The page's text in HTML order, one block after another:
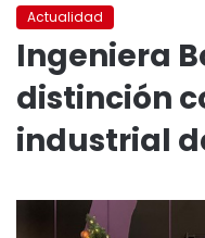
Actualidad
Ingeniera
distinción
industrial